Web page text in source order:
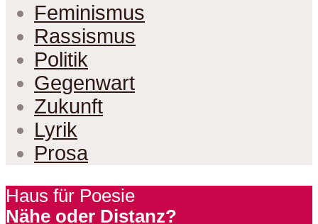
Feminismus
Rassismus
Politik
Gegenwart
Zukunft
Lyrik
Prosa
Haus für Poesie
Nähe oder Distanz?